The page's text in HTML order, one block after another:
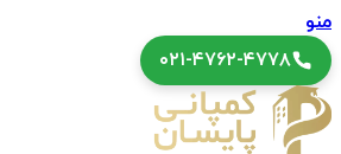
منو
۰۲۱-۴۷۶۲-۴۷۷۸